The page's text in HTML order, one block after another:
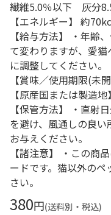
繊維5.0％以下 灰分
【エネルギー】 約
【給与方法】 ・年齢
て変わりますが、愛
に調整してください。
【賞味／使用期限(未
【原産国または製造
【保管方法】 ・直射
を避け、風通しの良
お与えください。
【諸注意】 ・この商
ードです。猫以外の
さい。
380円(送料別・税込)